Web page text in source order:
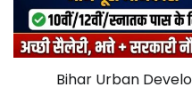
Bihar Urban